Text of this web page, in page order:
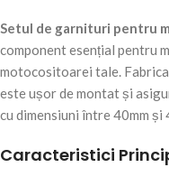
Setul de garnituri pentru
component esențial pentru
motocositoarei tale.
este ușor de montat și
cu dimensiuni între 40mm și
Caracteristici